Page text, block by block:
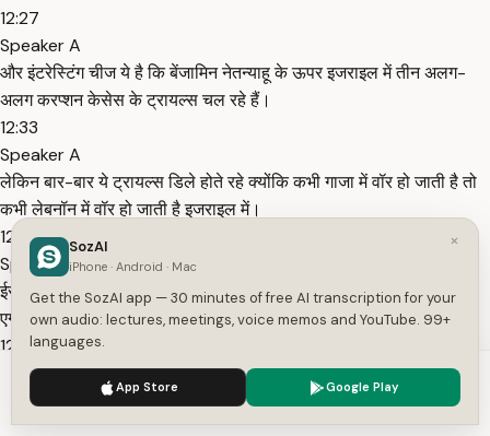
12:27
Speaker A
और इंटरेस्टिंग चीज ये है कि बेंजामिन नेतन्याहू के ऊपर इजराइल में तीन अलग-
अलग करप्शन केसेस के ट्रायल्स चल रहे हैं।
12:33
Speaker A
लेकिन बार-बार ये ट्रायल्स डिले होते रहे क्योंकि कभी गाजा में वॉर हो जाती है तो
कभी लेबनॉन में वॉर हो जाती है इजराइल में।
12:40
Speaker A
ईरान के ऊपर हमला करने से ठीक 10 दिन पहले थर्ड जून को नेतन्याहू की क्रॉस
एग्जामिनेशन शुरू हुई थी इन करप्शन ट्रायल्स में।
12:47
Speaker A
कोर्ट ने उनसे ढेरों सवाल पूछे करप्शन एलिगेशंस को लेकर।
12:52
We use cookies to enhance your experience.
×
SozAI
iPhone · Android · Mac
Get the SozAI app — 30 minutes of free AI transcription for your
own audio: lectures, meetings, voice memos and YouTube. 99+
languages.
App Store Google Play